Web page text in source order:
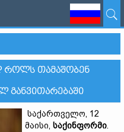
ᲠᲝᲚᲡ ᲗᲐᲛᲐᲨᲝᲑᲔᲜ
ᲒᲐᲜᲕᲘᲗᲐᲠᲔᲑᲐᲨᲘ
საქართველო, 12
მაისი, საქინფორმი.